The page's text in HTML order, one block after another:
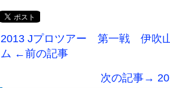
2013 Jプロツアー 第一戦 伊吹
ム ←前の記事
次の記事→